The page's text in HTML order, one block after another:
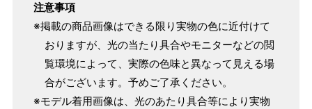
注意事項
※掲載の商品画像はできる限り実物の色に近付けて
おりますが、光の当たり具合やモニターなどの閲
覧環境によって、実際の色味と異なって見える場
合がございます。予めご了承ください。
※モデル着用画像は、光のあたり具合等により実物